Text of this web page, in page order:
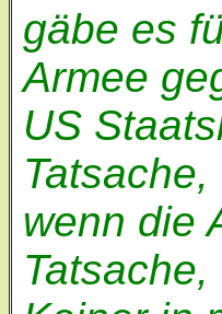
gäbe es
Armee
US
wenn die